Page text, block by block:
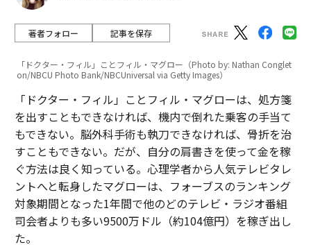
著者フォロー 記事を保存
「ドクター・フィル」ことフィル・マグロー（Photo by: Nathan Conglet
on/NBCU Photo Bank/NBCUniversal via Getty Images）
「ドクター・フィル」ことフィル・マグローは、処方箋
を出すこともできなければ、機内で倒れた乗客の手当て
もできない。脳外科手術も執刀できなければ、骨折を治
すこともできない。だが、自分の肩書きを使って金を稼
ぐ方法は良く知っている。心理学者から人気テレビタレ
ントへと転身したマグローは、フォーブスのランキング
対象期間となった1年間で他のどのテレビ・ラジオ番組
司会者よりも多い9500万ドル（約104億円）を稼ぎ出し
た。